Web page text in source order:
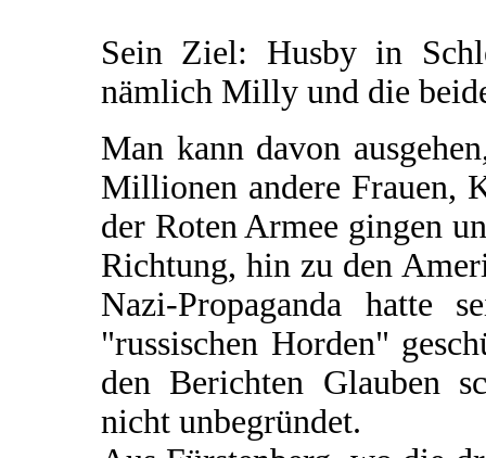
Sein Ziel: Husby in
nämlich Milly und die
Man kann davon
Millionen andere Frauen,
der Roten Armee gingen
Richtung, hin zu den
Nazi-Propaganda hatte
"russischen Horden"
den Berichten Glauben
nicht unbegründet.